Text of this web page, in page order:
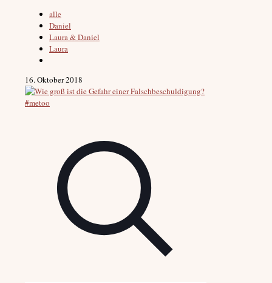
alle
Daniel
Laura & Daniel
Laura
16. Oktober 2018